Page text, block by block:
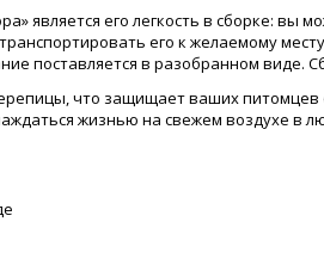
является его легкость в сборке: вы
его к желаемому
поставляется в разобранном виде.
что защищает ваших
жизнью на свежем воздухе в